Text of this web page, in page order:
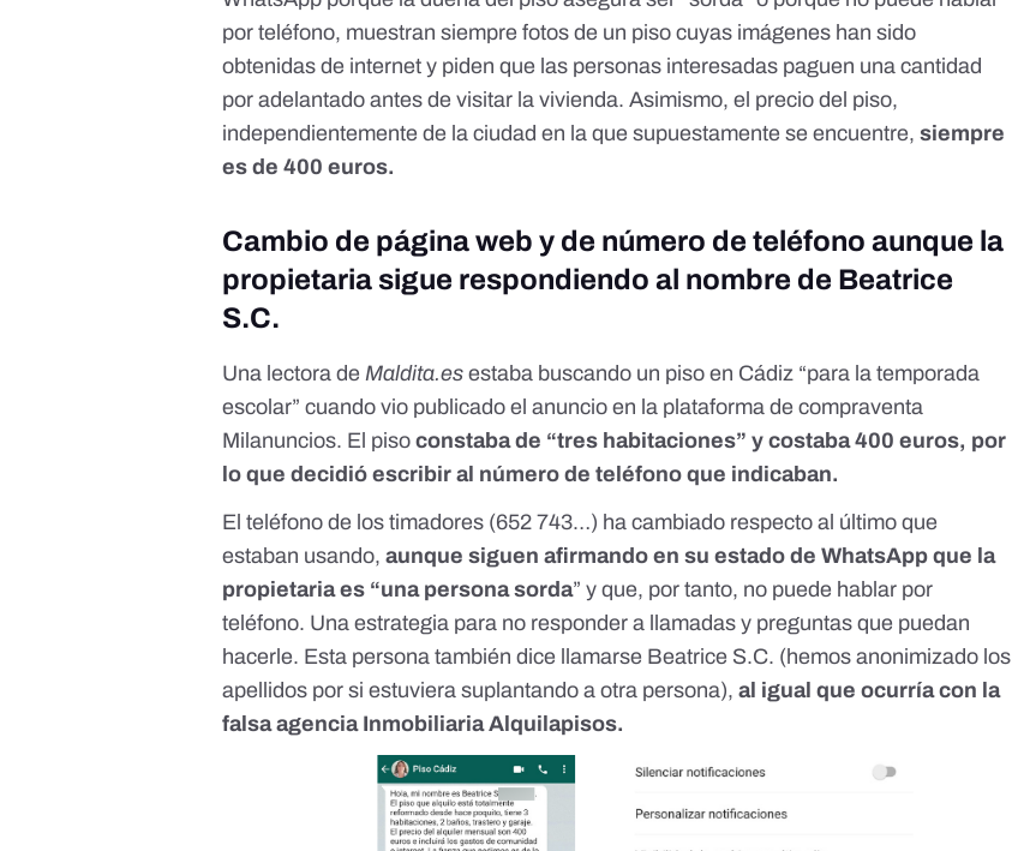
por teléfono, muestran siempre fotos de un piso cuyas imágenes han sido
obtenidas de internet y piden que las personas interesadas paguen una cantidad
por adelantado antes de visitar la vivienda. Asimismo, el precio del piso,
independientemente de la ciudad en la que supuestamente se encuentre,siempre
es de 400 euros.
Cambio de página web y de número de teléfono aunque la
propietaria sigue respondiendo al nombre de Beatrice
S.C.
Una lectora deMaldita.esestaba buscando un piso en Cádiz “para la temporada
escolar” cuando vio publicado el anuncio en la plataforma de compraventa
Milanuncios. El pisoconstaba de “tres habitaciones” y costaba 400 euros, por
lo que decidió escribir al número de teléfono que indicaban.
El teléfono de los timadores (652 743…) ha cambiado respecto al último que
estaban usando,aunque siguen afirmando en su estado de WhatsApp que la
propietaria es “una persona sorda” y que, por tanto, no puede hablar por
teléfono. Una estrategia para no responder a llamadas y preguntas que puedan
hacerle. Esta persona también dice llamarse Beatrice S.C. (hemos anonimizado los
apellidos por si estuviera suplantando a otra persona),al igual que ocurría con la
falsa agencia Inmobiliaria Alquilapisos.